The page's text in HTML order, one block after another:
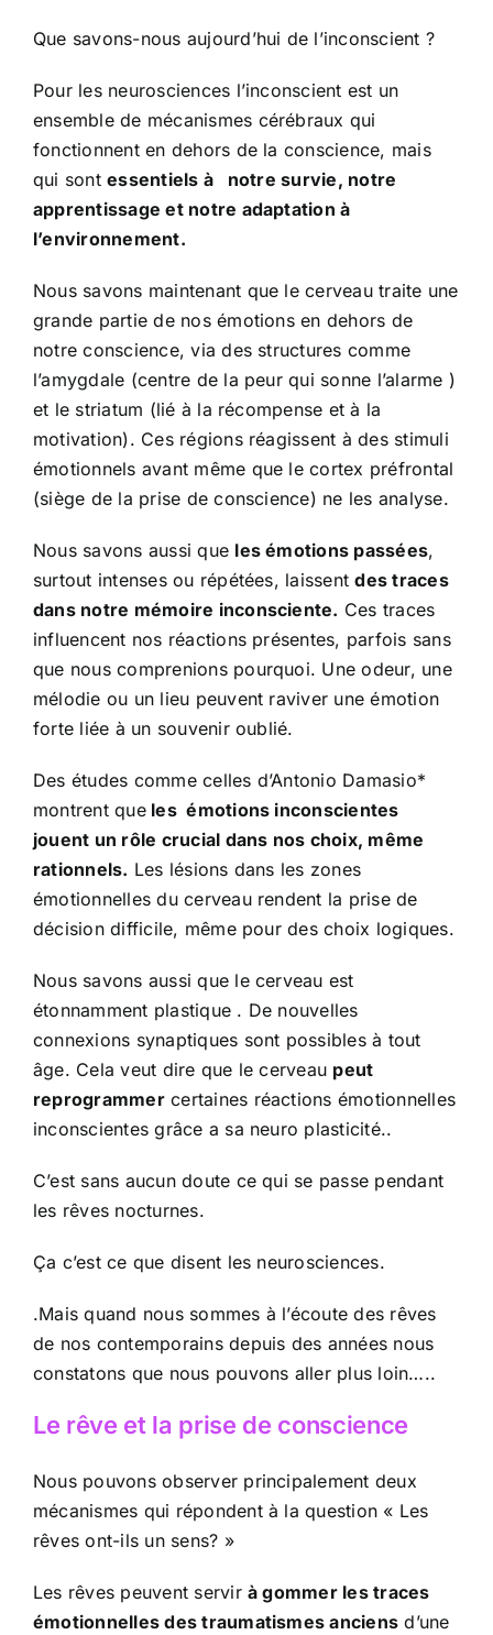
Que savons-nous aujourd’hui de l’inconscient ?
Pour les neurosciences l’inconscient est un
ensemble de mécanismes cérébraux qui
fonctionnent en dehors de la conscience, mais
qui sontessentiels à notre survie, notre
apprentissage et notre adaptation à
l’environnement.
Nous savons maintenant que le cerveau traite une
grande partie de nos émotions en dehors de
notre conscience, via des structures comme
l’amygdale (centre de la peur qui sonne l’alarme )
et le striatum (lié à la récompense et à la
motivation). Ces régions réagissent à des stimuli
émotionnels avant même que le cortex préfrontal
(siège de la prise de conscience) ne les analyse.
Nous savons aussi que les émotions passées,
surtout intenses ou répétées, laissentdes traces
dans notre mémoire inconsciente. Ces traces
influencent nos réactions présentes, parfois sans
que nous comprenions pourquoi. Une odeur, une
mélodie ou un lieu peuvent raviver une émotion
forte liée à un souvenir oublié.
Des études comme celles d’Antonio Damasio*
montrent queles émotions inconscientes
jouent un rôle crucial dans nos choix, même
rationnels. Les lésions dans les zones
émotionnelles du cerveau rendent la prise de
décision difficile, même pour des choix logiques.
Nous savons aussi que le cerveau est
étonnamment plastique . De nouvelles
connexions synaptiques sont possibles à tout
âge. Cela veut dire que le cerveau peut
reprogrammercertaines réactions émotionnelles
inconscientes grâce a sa neuro plasticité..
C’est sans aucun doute ce qui se passe pendant
les rêves nocturnes.
Ça c’est ce que disent les neurosciences.
.Mais quand nous sommes à l’écoute des rêves
de nos contemporains depuis des années nous
constatons que nous pouvons aller plus loin…..
Le rêve et la prise de conscience
Nous pouvons observer principalement deux
mécanismes qui répondent à la question « Les
rêves ont-ils un sens? »
Les rêves peuvent servir à gommer les traces
émotionnelles des traumatismes anciens d’une